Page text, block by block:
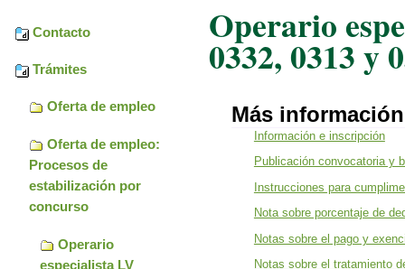
Contacto
Trámites
Oferta de empleo
Oferta de empleo:
Procesos de
estabilización por
concurso
Operario
especialista LV
Operario
0332, 0313 y
Más información
Información e inscripción
Publicación convocatoria y
Instrucciones para
Nota sobre porcentaje de
Notas sobre el pago y
Notas sobre el tratamiento